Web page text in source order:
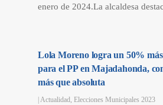
enero de 2024.La alcaldesa
Lola Moreno logra un 50% más
para el PP en Majadahonda,
más que absoluta
|Actualidad,Elecciones Municipales 2023